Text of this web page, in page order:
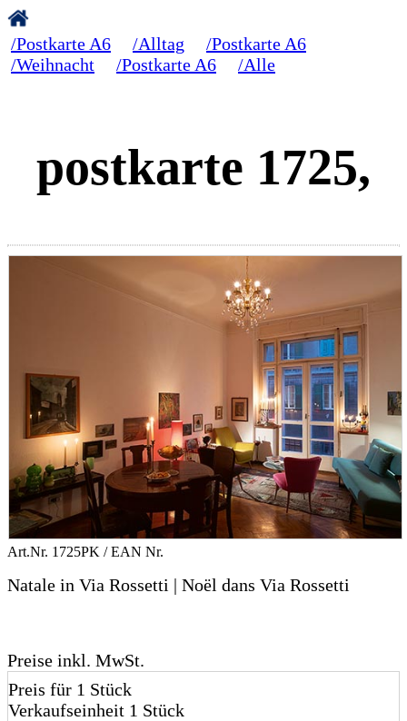
/Postkarte A6 /Alltag
/Postkarte A6
/Weihnacht
/Postkarte A6 /Alle
postkarte 1725,
Art.Nr. 1725PK / EAN Nr.
Natale in Via Rossetti | Noël dans Via Rossetti
Preise inkl. MwSt.
Preis für 1 Stück
Verkaufseinheit 1 Stück